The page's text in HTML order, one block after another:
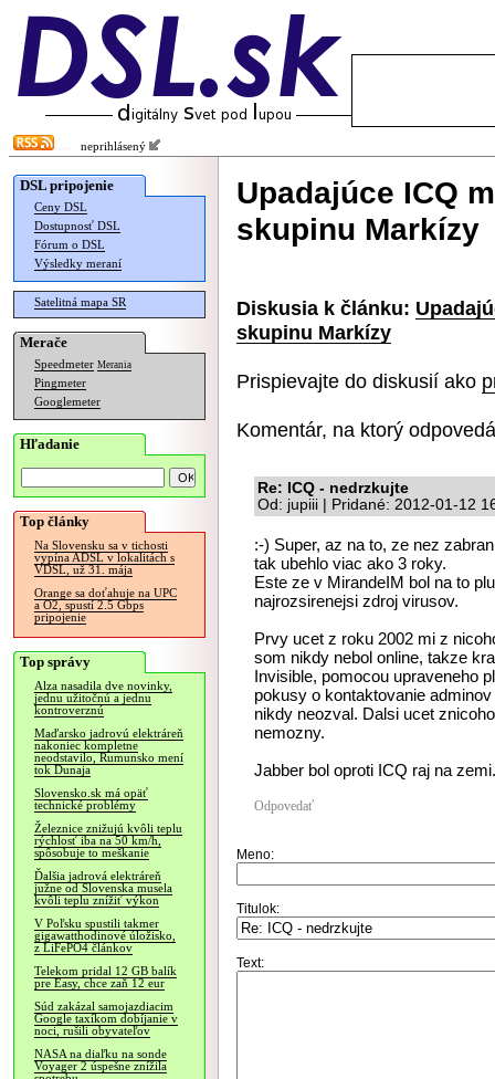
neprihlásený
DSL pripojenie
Ceny DSL
Dostupnosť DSL
Fórum o DSL
Výsledky meraní
Satelitná mapa SR
Merače
Speedmeter Merania
Pingmeter
Googlemeter
Hľadanie
Top články
Na Slovensku sa v tichosti
vypína ADSL v lokalitách s
VDSL, už 31. mája
Orange sa doťahuje na UPC
a O2, spustí 2.5 Gbps
pripojenie
Top správy
Alza nasadila dve novinky,
jednu užitočnú a jednu
kontroverznú
Maďarsko jadrovú elektráreň
nakoniec kompletne
neodstavilo, Rumunsko mení
tok Dunaja
Slovensko.sk má opäť
technické problémy
Železnice znižujú kvôli teplu
rýchlosť iba na 50 km/h,
spôsobuje to meškanie
Ďalšia jadrová elektráreň
južne od Slovenska musela
kvôli teplu znížiť výkon
V Poľsku spustili takmer
gigawatthodinové úložisko,
z LiFePO4 článkov
Telekom pridal 12 GB balík
pre Easy, chce zaň 12 eur
Súd zakázal samojazdiacim
Google taxíkom dobíjanie v
noci, rušili obyvateľov
NASA na diaľku na sonde
Voyager 2 úspešne znížila
Upadajúce ICQ
skupinu Markízy
Diskusia k článku:
skupinu Markízy
Prispievajte do diskusií ako
Komentár, na ktorý
Re: ICQ - nedrzkujte
Od: jupiii | Pridané: 2012-01-12
:-) Super, az na to, ze nez
tak ubehlo viac ako 3 roky.
Este ze v MirandeIM bol na to
najrozsirenejsi zdroj virusov.
Prvy ucet z roku 2002 mi z
som nikdy nebol online, takze
Invisible, pomocou upraveneho
pokusy o kontaktovanie
nikdy neozval. Dalsi ucet
nemozny.
Jabber bol oproti ICQ raj na zemi.
Odpovedať
Meno:
Titulok:
Text: